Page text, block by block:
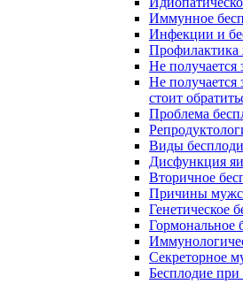
Иммунное
Инфекции и
Профилактика
Не получается
Не получается
стоит
Проблема
Виды
Дисфункция
Вторичное
Причины
Генетическое
Гормональное
Секреторное
Бесплодие при